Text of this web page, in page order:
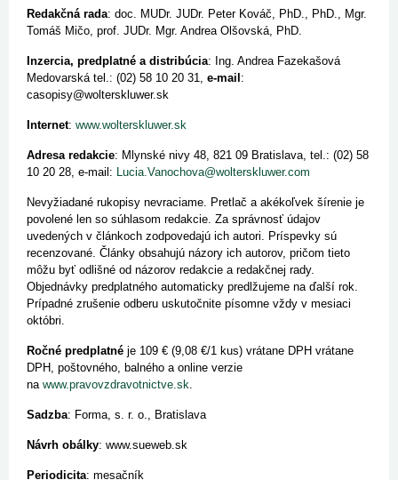
Redakčná rada: doc. MUDr. JUDr. Peter Kováč, PhD., PhD., Mgr.
Tomáš Mičo, prof. JUDr. Mgr. Andrea Olšovská, PhD.
Inzercia, predplatné a distribúcia: Ing. Andrea Fazekašová
Medovarská tel.: (02) 58 10 20 31, e-mail :
casopisy@wolterskluwer.sk
Internet: www.wolterskluwer.sk
Adresa redakcie: Mlynské nivy 48, 821 09 Bratislava, tel.: (02) 58
10 20 28, e-mail: Lucia.Vanochova@wolterskluwer.com
Nevyžiadané rukopisy nevraciame. Pretlač a akékoľvek šírenie je
povolené len so súhlasom redakcie. Za správnosť údajov
uvedených v článkoch zodpovedajú ich autori. Príspevky sú
recenzované. Články obsahujú názory ich autorov, pričom tieto
môžu byť odlišné od názorov redakcie a redakčnej rady.
Objednávky predplatného automaticky predlžujeme na ďalší rok.
Prípadné zrušenie odberu uskutočnite písomne vždy v mesiaci
októbri.
Ročné predplatné je 109 € (9,08 €/1 kus) vrátane DPH vrátane
DPH, poštovného, balného a online verzie
na www.pravovzdravotnictve.sk.
Sadzba: Forma, s. r. o., Bratislava
Návrh obálky: www.sueweb.sk
Periodicita: mesačník